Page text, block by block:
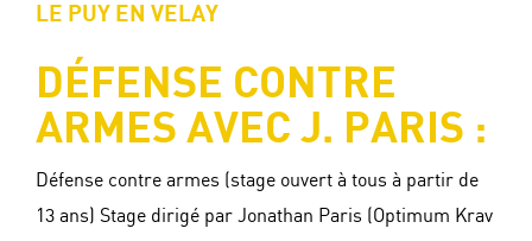
LE PUY EN VELAY
DÉFENSE CONTRE
ARMES AVEC J. PARIS :
Défense contre armes (stage ouvert à tous à partir de
13 ans) Stage dirigé par Jonathan Paris (Optimum Krav